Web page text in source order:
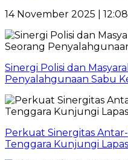
14 November 2025 |
Sinergi Polisi dan
Penyalahgunaan Sabu
Perkuat Sinergitas
Tenggara Kunjungi